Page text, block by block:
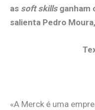
as soft skills ganham
salienta Pedro
«A Merck é uma